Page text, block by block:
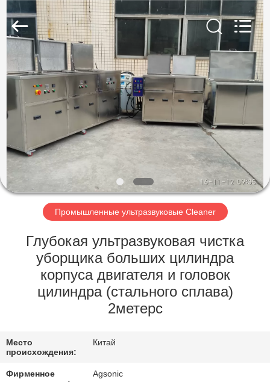
ДОМ
ПРОДУКТЫ
ШОУ
НАС
ПУТЕШЕСТВИЕ
ФАБРИКИ
КАЧЕСТВА
Sonic
Technology
limited.
Rights
Промышленные ультразвуковые Cleaner
Глубокая ультразвуковая чистка
уборщика больших цилиндра
корпуса двигателя и головок
цилиндра (стального сплава)
2метерс
Место
происхождения:
Китай
Фирменное
Agsonic